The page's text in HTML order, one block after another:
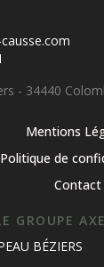
- 34440
Mentions
Politique de
Contact
GROUPE
BÉZIERS